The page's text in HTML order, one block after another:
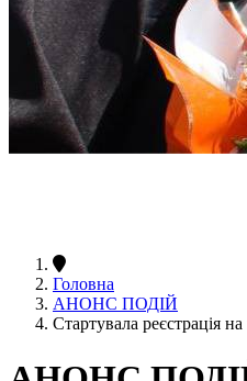
Головна
АНОНС ПОДІЙ
Стартувала реєстрація